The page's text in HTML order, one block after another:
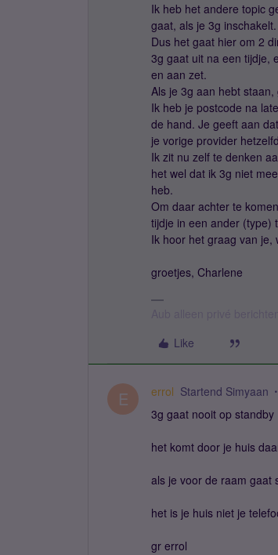
Ik heb het andere topic
gaat, als je 3g inschakelt.
Dus het gaat hier om 2
3g gaat uit na een tijdje,
en aan zet.
Als je 3g aan hebt
Ik heb je postcode na
de hand. Je geeft aan
je vorige provider
Ik zit nu zelf te denken
het wel dat ik 3g niet
heb.
Om daar achter te
tijdje in een ander (type)
Ik hoor het graag van je,
groetjes, Charlene
Like
E errol Startend Simyaan
3g gaat nooit op standby
het komt door je huis
als je voor de raam gaat
het is je huis niet je
gr errol